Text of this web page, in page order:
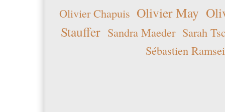
Olivier Chapuis Olivier May
Stauffer Sandra Maeder Sarah
Sébastien